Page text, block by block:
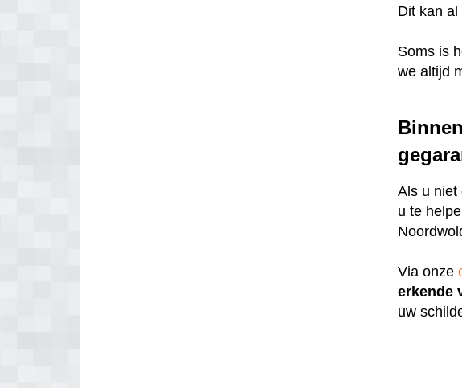
Dit kan
Soms is
we altijd
Als u niet
u te
Via onze
erkende
uw